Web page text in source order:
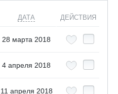
ДАТА ДЕЙСТВИЯ
28 марта 2018
4 апреля 2018
11 апреля 2018